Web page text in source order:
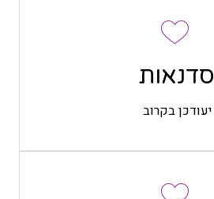
סדנאות
יעודכן בקרוב